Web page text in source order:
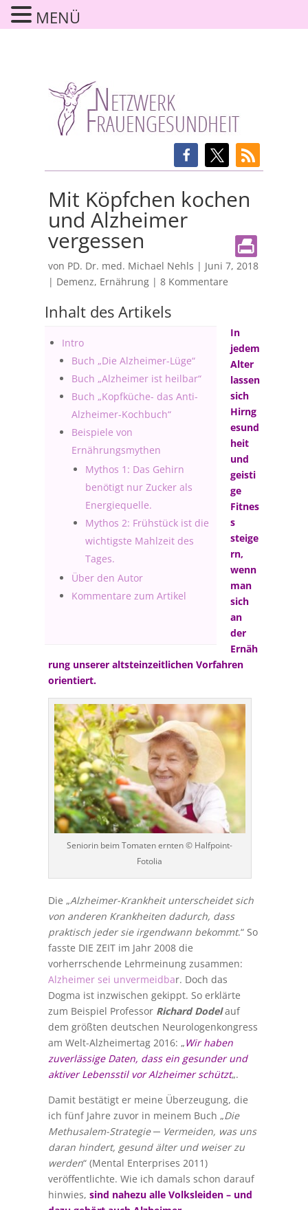
Mit Köpfchen kochen
und Alzheimer
vergessen
von PD. Dr. med. Michael Nehls | Juni 7, 2018
| Demenz, Ernährung| 8 Kommentare
Inhalt des Artikels
Intro
Buch „Die Alzheimer-Lüge“
Buch „Alzheimer ist heilbar“
Buch „Kopfküche- das Anti-
Alzheimer-Kochbuch“
Beispiele von
Ernährungsmythen
Mythos 1: Das Gehirn
benötigt nur Zucker als
Energiequelle.
Mythos 2: Frühstück ist die
wichtigste Mahlzeit des
Tages.
Über den Autor
Kommentare zum Artikel
In
jedem
Alter
lassen
sich
Hirng
esund
heit
und
geisti
ge
Fitnes
s
steige
rn,
wenn
man
sich
an
der
Ernäh
rung unserer altsteinzeitlichen Vorfahren
orientiert.
Seniorin beim Tomaten ernten © Halfpoint-
Fotolia
Die „Alzheimer-Krankheit unterscheidet sich
von anderen Krankheiten dadurch, dass
praktisch jeder sie irgendwann bekommt.“ So
fasste DIE ZEIT im Jahr 2008 die
vorherrschende Lehrmeinung zusammen:
Alzheimer sei unvermeidbar. Doch das
Dogma ist inzwischen gekippt. So erklärte
zum Beispiel Professor Richard Dodel auf
dem größten deutschen Neurologenkongress
am Welt-Alzheimertag 2016: „Wir haben
zuverlässige Daten, dass ein gesunder und
aktiver Lebensstil vor Alzheimer schützt„.
Damit bestätigt er meine Überzeugung, die
ich fünf Jahre zuvor in meinem Buch „Die
Methusalem-Strategie ─ Vermeiden, was uns
daran hindert, gesund älter und weiser zu
werden“ (Mental Enterprises 2011)
veröffentlichte. Wie ich damals schon darauf
hinwies, sind nahezu alle Volksleiden – und
MENÜ